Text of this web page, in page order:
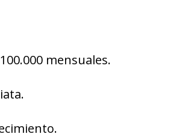
mensuales.